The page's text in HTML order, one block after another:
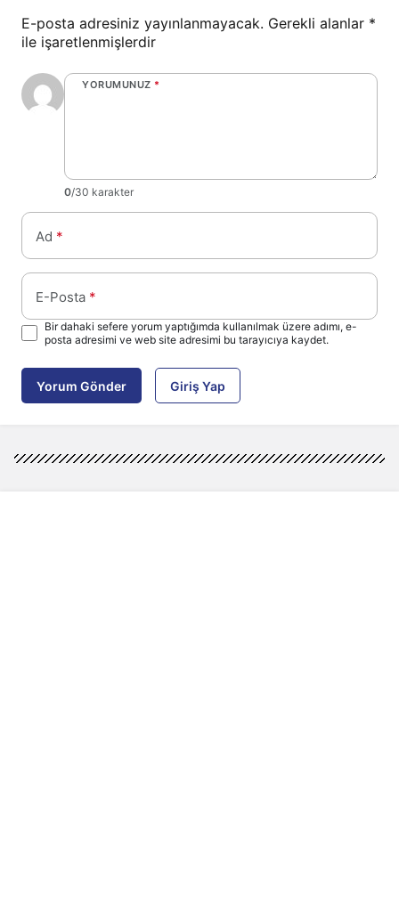
E-posta adresiniz yayınlanmayacak. Gerekli alanlar *
ile işaretlenmişlerdir
YORUMUNUZ *
0/30 karakter
Ad *
E-Posta *
Bir dahaki sefere yorum yaptığımda kullanılmak üzere adımı, e-
posta adresimi ve web site adresimi bu tarayıcıya kaydet.
Yorum Gönder Giriş Yap